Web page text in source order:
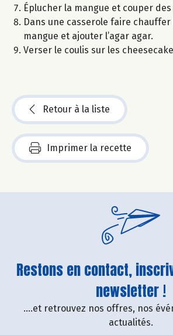
Éplucher la mangue et couper
Dans une casserole faire
mangue et ajouter l’agar agar.
Verser le coulis sur les
Retour à la liste
Imprimer la recette
Restons en contact,
newsletter !
....et retrouvez nos offres, nos
actualités.